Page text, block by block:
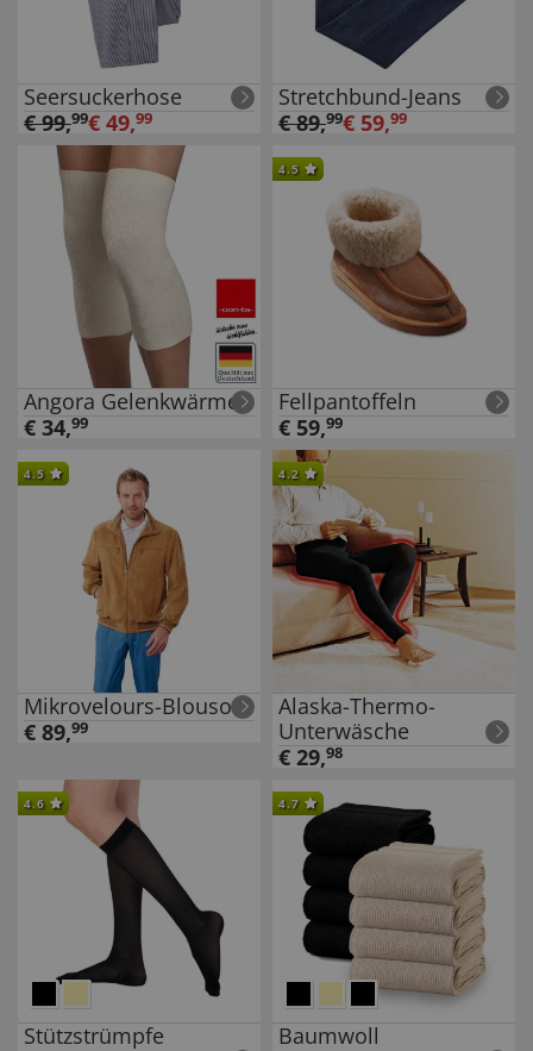
Seersuckerhose
€99,99€ 49,99
Stretchbund-Jeans
€89,99€ 59,99
Angora Gelenkwärmer
€ 34,99
4.5
Fellpantoffeln
€ 59,99
4.5
Mikrovelours-Blouson
€ 89,99
4.2
Alaska-Thermo-
Unterwäsche
€ 29,98
4.6
Stützstrümpfe
4.7
Baumwoll